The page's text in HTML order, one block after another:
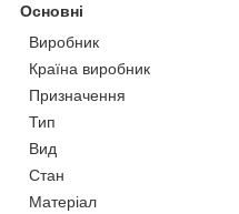
Основні
Виробник
Країна виробник
Призначення
Тип
Вид
Стан
Матеріал